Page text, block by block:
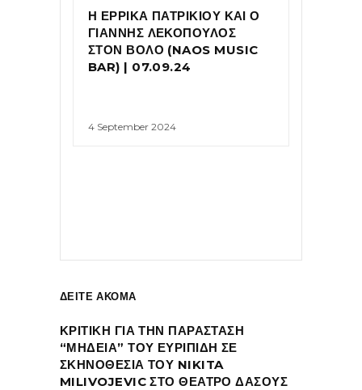
Η ΕΡΡΙΚΑ ΠΑΤΡΙΚΙΟΥ ΚΑΙ Ο
ΓΙΑΝΝΗΣ ΛΕΚΟΠΟΥΛΟΣ
ΣΤΟΝ ΒΟΛΟ (NAOS MUSIC
BAR) | 07.09.24
4 September 2024
ΔΕΙΤΕ ΑΚΟΜΑ
ΚΡΙΤΙΚΗ ΓΙΑ ΤΗΝ ΠΑΡΑΣΤΑΣΗ
“ΜΗΔΕΙΑ” ΤΟΥ ΕΥΡΙΠΙΔΗ ΣΕ
ΣΚΗΝΟΘΕΣΙΑ ΤΟΥ NIKITA
MILIVOJEVIC ΣΤΟ ΘΕΑΤΡΟ ΔΑΣΟΥΣ